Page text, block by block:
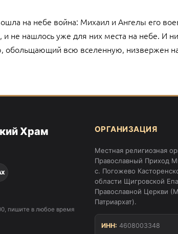
на небе война: Михаил и Ангелы его
и не нашлось уже для них места на небе.
обольщающий всю вселенную, низвержен
Храм
пишите в любое время
ОРГАНИЗАЦИЯ
Местная религиозная
Православный Приход
с. Погожево
области Щигровской
Православной Церкви
Патриархат).
ИНН: 4608003348